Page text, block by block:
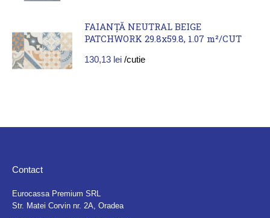
FAIANȚĂ NEUTRAL BEIGE
PATCHWORK 29.8x59.8, 1.07 m²/CUT
130,13 lei /cutie
Contact
Eurocassa Premium SRL
Str. Matei Corvin nr. 2A, Oradea